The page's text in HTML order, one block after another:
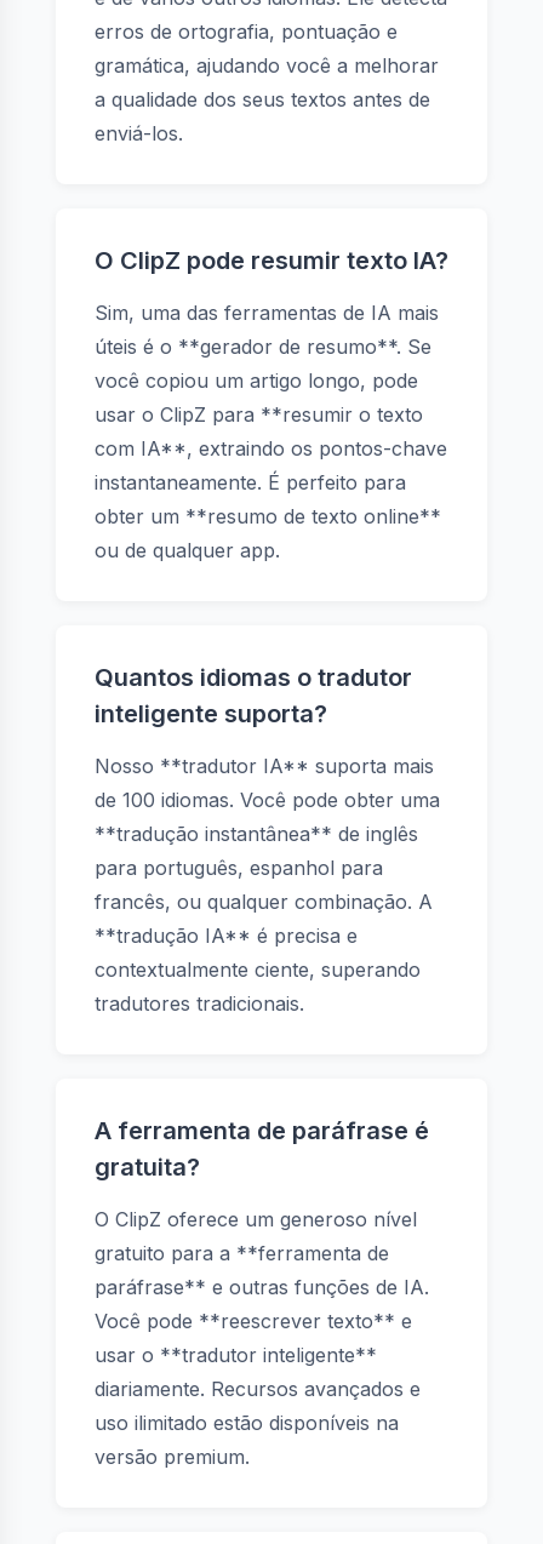
erros de ortografia, pontuação e
gramática, ajudando você a melhorar
a qualidade dos seus textos antes de
enviá-los.
O ClipZ pode resumir texto IA?
Sim, uma das ferramentas de IA mais
úteis é o **gerador de resumo**. Se
você copiou um artigo longo, pode
usar o ClipZ para **resumir o texto
com IA**, extraindo os pontos-chave
instantaneamente. É perfeito para
obter um **resumo de texto online**
ou de qualquer app.
Quantos idiomas o tradutor
inteligente suporta?
Nosso **tradutor IA** suporta mais
de 100 idiomas. Você pode obter uma
**tradução instantânea** de inglês
para português, espanhol para
francês, ou qualquer combinação. A
**tradução IA** é precisa e
contextualmente ciente, superando
tradutores tradicionais.
A ferramenta de paráfrase é
gratuita?
O ClipZ oferece um generoso nível
gratuito para a **ferramenta de
paráfrase** e outras funções de IA.
Você pode **reescrever texto** e
usar o **tradutor inteligente**
diariamente. Recursos avançados e
uso ilimitado estão disponíveis na
versão premium.